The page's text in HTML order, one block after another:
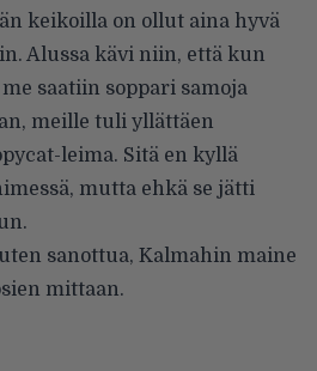
keikoilla on ollut aina hyvä
Alussa kävi niin, että kun
saatiin soppari samoja
meille tuli yllättäen
leima. Sitä en kyllä
mutta ehkä se jätti
sanottua, Kalmahin maine
mittaan.